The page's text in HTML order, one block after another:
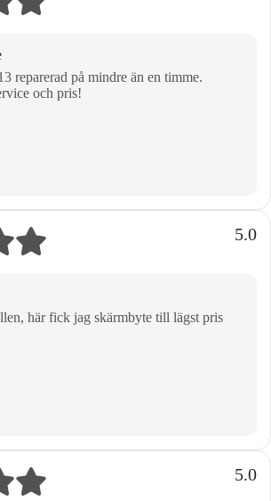
reparerad på mindre än en timme.
och pris!
5.0
här fick jag skärmbyte till lägst pris
5.0